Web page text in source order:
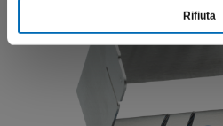
Rifiuta